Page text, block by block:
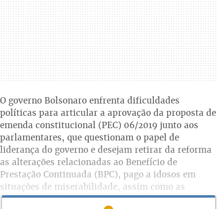
O governo Bolsonaro enfrenta dificuldades
políticas para articular a aprovação da proposta de
emenda constitucional (PEC) 06/2019 junto aos
parlamentares, que questionam o papel de
liderança do governo e desejam retirar da reforma
as alterações relacionadas ao Benefício de
Prestação Continuada (BPC), pago a idosos em
situações de miserabilidade, assim como as
mudanças relacionadas às regras da aposentaria